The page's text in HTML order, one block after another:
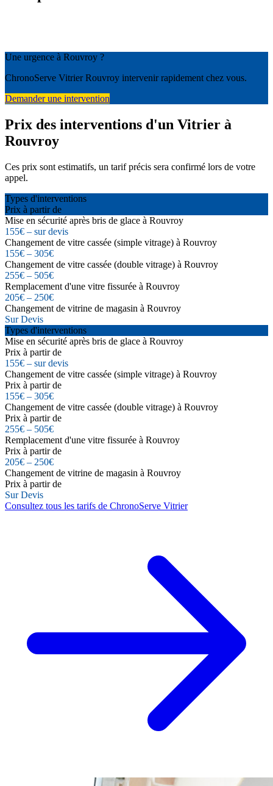
Une urgence à Rouvroy ?
ChronoServe Vitrier Rouvroy intervenir rapidement chez vous.
Demander une intervention
Prix des interventions d'un Vitrier à
Rouvroy
Ces prix sont estimatifs, un tarif précis sera confirmé lors de votre
appel.
Types d'interventions
Prix à partir de
Mise en sécurité après bris de glace à Rouvroy
155€ – sur devis
Changement de vitre cassée (simple vitrage) à Rouvroy
155€ – 305€
Changement de vitre cassée (double vitrage) à Rouvroy
255€ – 505€
Remplacement d'une vitre fissurée à Rouvroy
205€ – 250€
Changement de vitrine de magasin à Rouvroy
Sur Devis
Types d'interventions
Mise en sécurité après bris de glace à Rouvroy
Prix à partir de
155€ – sur devis
Changement de vitre cassée (simple vitrage) à Rouvroy
Prix à partir de
155€ – 305€
Changement de vitre cassée (double vitrage) à Rouvroy
Prix à partir de
255€ – 505€
Remplacement d'une vitre fissurée à Rouvroy
Prix à partir de
205€ – 250€
Changement de vitrine de magasin à Rouvroy
Prix à partir de
Sur Devis
Consultez tous les tarifs de ChronoServe Vitrier